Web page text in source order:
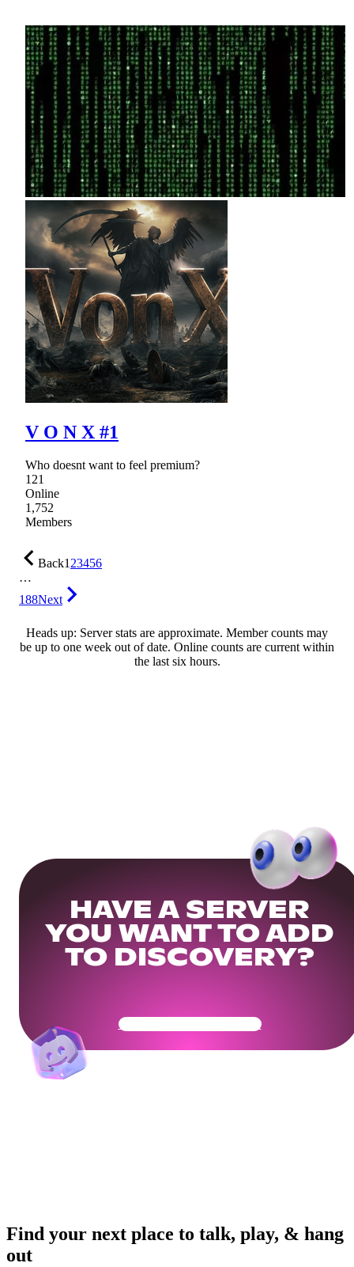
V O N X #1
Who doesnt want to feel premium?
121
Online
1,752
Members
Back123456
…
188Next
Heads up: Server stats are approximate. Member counts may
be up to one week out of date. Online counts are current within
the last six hours.
HAVE A SERVER
YOU WANT TO ADD
TO DISCOVERY?
Get Your Community Ready
Find your next place to talk, play, & hang
out